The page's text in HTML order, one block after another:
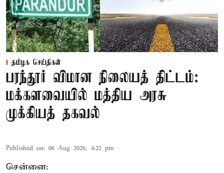
தமிழக செய்திகள்
பரந்தூர் விமான நிலையத் திட்டம்:
மக்களவையில் மத்திய அரசு
முக்கியத் தகவல்
Published on: 06 Aug 2026, 4:22 pm
சென்னை: